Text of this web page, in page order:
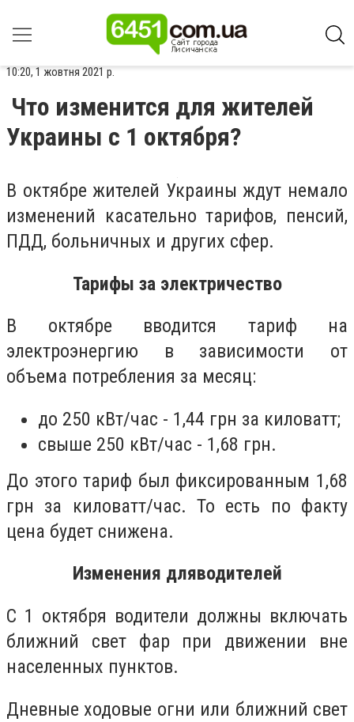
10:20, 1 жовтня 2021 р.
Что изменится для жителей
Украины с 1 октября?
В октябре жителей Украины ждут немало
изменений касательно тарифов, пенсий,
ПДД, больничных и других сфер.
Тарифы за электричество
В октябре вводится тариф на
электроэнергию в зависимости от
объема потребления за месяц:
до 250 кВт/час - 1,44 грн за киловатт;
свыше 250 кВт/час - 1,68 грн.
До этого тариф был фиксированным 1,68
грн за киловатт/час. То есть по факту
цена будет снижена.
Изменения дляводителей
С 1 октября водители должны включать
ближний свет фар при движении вне
населенных пунктов.
Дневные ходовые огни или ближний свет